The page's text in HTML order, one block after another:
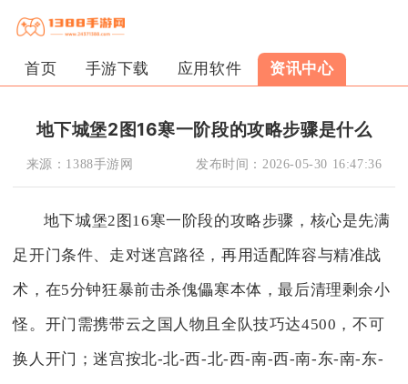
首页 手游下载 应用软件 资讯中心
地下城堡2图16寒一阶段的攻略步骤是什么
来源： 1388手游网 发布时间： 2026-05-30 16:47:36
地下城堡2图16寒一阶段的攻略步骤，核心是先满
足开门条件、走对迷宫路径，再用适配阵容与精准战
术，在5分钟狂暴前击杀傀儡寒本体，最后清理剩余小
怪。开门需携带云之国人物且全队技巧达4500，不可
换人开门；迷宫按北-北-西-北-西-南-西-南-东-南-东-